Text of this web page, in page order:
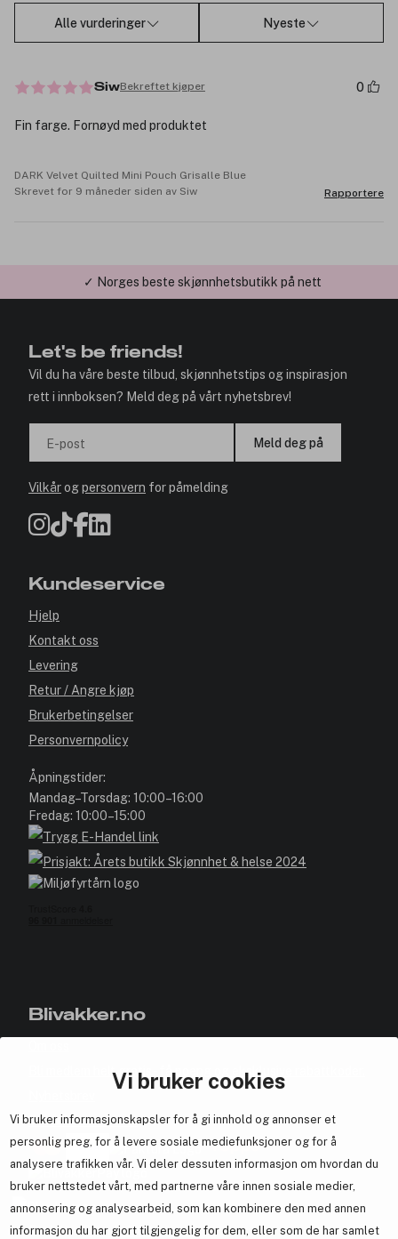
Vi bruker cookies
Vi bruker informasjonskapsler for å gi innhold og annonser et
personlig preg, for å levere sosiale mediefunksjoner og for å
analysere trafikken vår. Vi deler dessuten informasjon om hvordan du
bruker nettstedet vårt, med partnerne våre innen sosiale medier,
annonsering og analysearbeid, som kan kombinere den med annen
informasjon du har gjort tilgjengelig for dem, eller som de har samlet
Alle vurderinger Nyeste
SiwBekreftet kjøper 0
Fin farge. Fornøyd med produktet
DARK Velvet Quilted Mini Pouch Grisalle Blue
Skrevet for 9 måneder siden av Siw
Rapportere
✓ Norges beste skjønnhetsbutikk på nett
Let's be friends!
Vil du ha våre beste tilbud, skjønnhetstips og inspirasjon
rett i innboksen? Meld deg på vårt nyhetsbrev!
E-post Meld deg på
Vilkårogpersonvern for påmelding
Kundeservice
Hjelp
Kontakt oss
Levering
Retur / Angre kjøp
Brukerbetingelser
Personvernpolicy
Åpningstider:
Mandag–Torsdag: 10:00–16:00
Fredag: 10:00–15:00
Blivakker.no
Bli medlem helt gratis - få poeng og eksklusive rabattkoder.
Samarbeid med oss
En del avBrandsdal Group AS